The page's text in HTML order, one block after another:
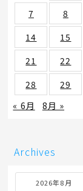
7
8
14
15
21
22
28
29
« 6月
8月 »
Archives
2026年8月